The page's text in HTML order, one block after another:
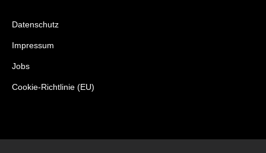
Datenschutz
Impressum
Jobs
Cookie-Richtlinie (EU)